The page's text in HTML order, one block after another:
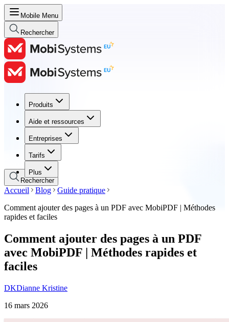
Mobile Menu
Rechercher
Produits
Aide et ressources
Entreprises
Tarifs
Plus
Produits
Aide et ressources
Entreprises
Tarifs
Rechercher
Accueil Blog
Guide pratique
Comment ajouter des pages à un PDF avec MobiPDF | Méthodes
rapides et faciles
Comment ajouter des pages à un PDF
avec MobiPDF | Méthodes rapides et
faciles
DKDianne Kristine
16 mars 2026